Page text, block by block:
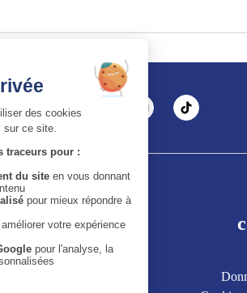
Tourisme
Lyon
63050 Clermont-Ferrand